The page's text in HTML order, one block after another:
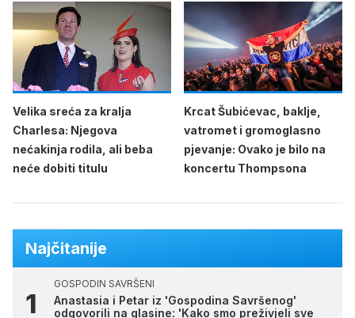
Velika sreća za kralja
Charlesa: Njegova
nećakinja rodila, ali beba
neće dobiti titulu
Krcat Šubićevac, baklje,
vatromet i gromoglasno
pjevanje: Ovako je bilo na
koncertu Thompsona
Najčitanije
GOSPODIN SAVRŠENI
Anastasia i Petar iz 'Gospodina Savršenog'
odgovorili na glasine: 'Kako smo preživjeli sve